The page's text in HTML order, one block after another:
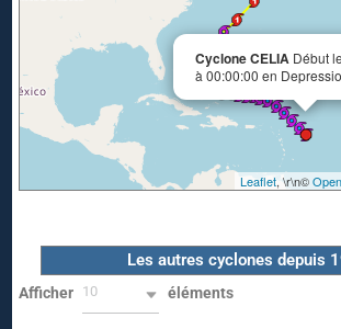
Cyclone CELIA Début
à 00:00:00 en
Leaflet, \r\n©
Les autres cyclones depuis
Afficher 10 éléments